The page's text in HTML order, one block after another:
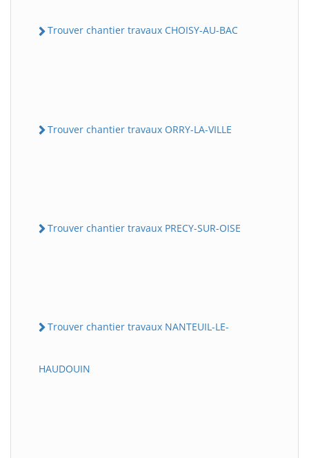
Trouver chantier travaux CHOISY-AU-BAC
Trouver chantier travaux ORRY-LA-VILLE
Trouver chantier travaux PRECY-SUR-OISE
Trouver chantier travaux NANTEUIL-LE-
HAUDOUIN